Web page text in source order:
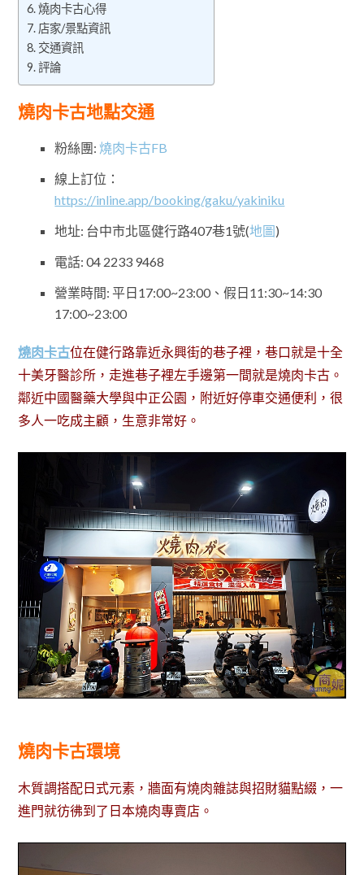
燒肉卡古心得
店家/景點資訊
交通資訊
評論
燒肉卡古地點交通
粉絲團: 燒肉卡古FB
線上訂位：
https://inline.app/booking/gaku/yakiniku
地址: 台中市北區健行路407巷1號(地圖)
電話: 04 2233 9468
營業時間: 平日17:00~23:00、假日11:30~14:30
17:00~23:00
燒肉卡古位在健行路靠近永興街的巷子裡，巷口就是十全
十美牙醫診所，走進巷子裡左手邊第一間就是燒肉卡古。
鄰近中國醫藥大學與中正公園，附近好停車交通便利，很
多人一吃成主顧，生意非常好。
燒肉卡古環境
木質調搭配日式元素，牆面有燒肉雜誌與招財貓點綴，一
進門就彷彿到了日本燒肉專賣店。